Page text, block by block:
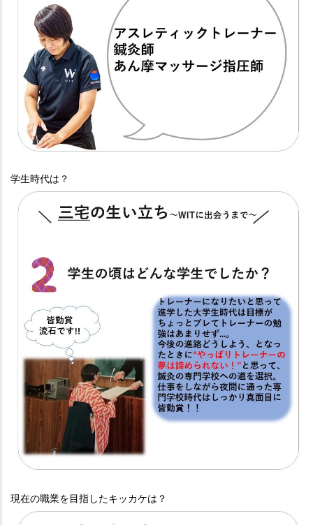
学生時代は？
現在の職業を目指したキッカケは？